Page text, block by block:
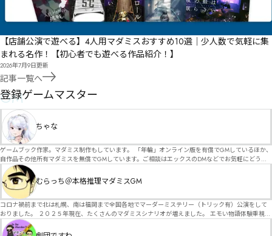
【店舗公演で遊べる】4人用マダミスおすすめ10選｜少人数で気軽に集
まれる名作！【初心者でも遊べる作品紹介！】
2026年7月9日更新
記事一覧へ
GM
登録ゲームマスター
ちゃな
ゲームブック作家。マダミス制作もしています。 「年輪」オンライン版を有償でGMしているほか、
自作品その他所有マダミスを無償でGMしています。ご相談はエックスのDMなどでお気軽にどう
ぞ。
むらっち＠本格推理マダミスGM
コロナ禍前まで北は札幌、南は福岡まで全国各地でマーダーミステリー（トリック有）公演をして
おりました。 ２０２５年現在、たくさんのマダミスシナリオが増えました。 エモい物語体験重視の
シナリオがマダミス・マーダーミステリーというジャンル名でたくさんあるため、そのようなシナ
リオは簡単に遊べます。 しかし、２～３時間ずっと考え＆議論して、見たことないトリックが解け